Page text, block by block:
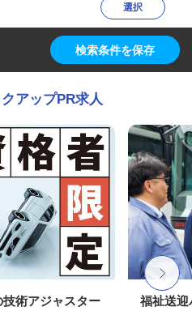
選択
検索条件を保存
アップPR求人
術アジャスター 福祉送迎